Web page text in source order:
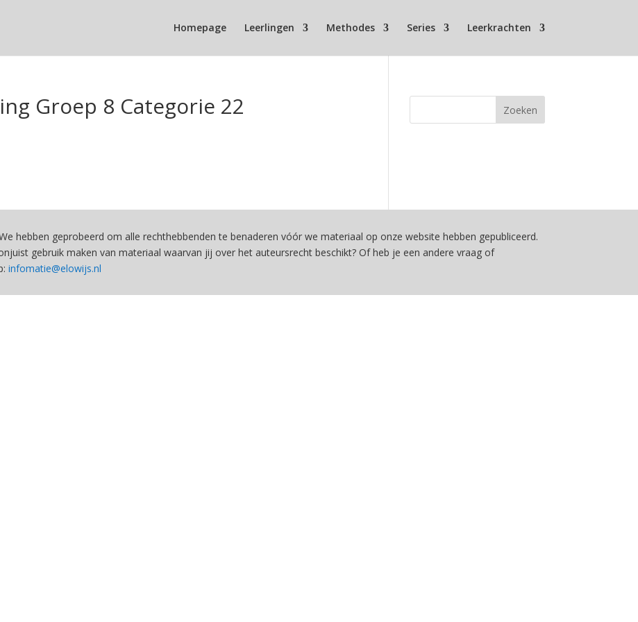
Homepage Leerlingen Methodes Series Leerkrachten
Groep 8 Categorie 22
hebben geprobeerd om alle rechthebbenden te benaderen vóór we materiaal op onze website hebben gepubliceerd.
gebruik maken van materiaal waarvan jij over het auteursrecht beschikt? Of heb je een andere vraag of
infomatie@elowijs.nl